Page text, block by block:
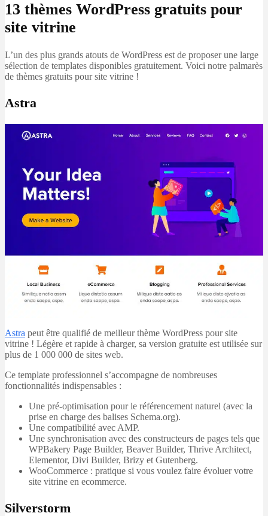
13 thèmes WordPress gratuits pour
site vitrine
L’un des plus grands atouts de WordPress est de proposer une large
sélection de templates disponibles gratuitement. Voici notre palmarès
de thèmes gratuits pour site vitrine !
Astra
Astra peut être qualifié de meilleur thème WordPress pour site
vitrine ! Légère et rapide à charger, sa version gratuite est utilisée sur
plus de 1 000 000 de sites web.
Ce template professionnel s’accompagne de nombreuses
fonctionnalités indispensables :
Une pré-optimisation pour le référencement naturel (avec la
prise en charge des balises Schema.org).
Une compatibilité avec AMP.
Une synchronisation avec des constructeurs de pages tels que
WPBakery Page Builder, Beaver Builder, Thrive Architect,
Elementor, Divi Builder, Brizy et Gutenberg.
WooCommerce : pratique si vous voulez faire évoluer votre
site vitrine en ecommerce.
Silverstorm